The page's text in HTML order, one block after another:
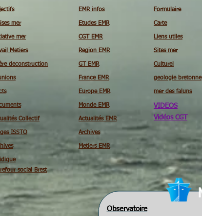
mer
mer
Metiers
deconstruction
Collectif
ISSTO
social Brest
EMR infos
Etudes EMR
CGT EMR
Region EMR
GT EMR
France EMR
Europe EMR
Monde EMR
Actualités EMR
Archives
Metiers EMR
Formulaire
Carte
Liens utiles
Sites mer
Culturel
geologie bretonne
mer des faluns
VIDEOS
Vidéos CGT
Observatoire